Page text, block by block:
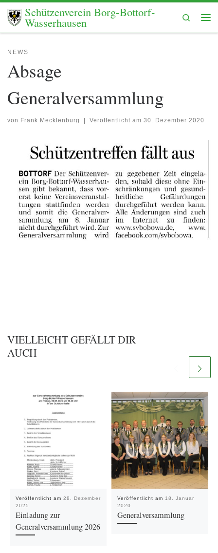
Zum Inhalt springen
Schützenverein Borg-Bottorf-
Wasserhausen
Search
NEWS
Absage
Generalversammlung
von Frank Mecklenburg Veröffentlicht am 30. Dezember 2020
VIELLEICHT GEFÄLLT DIR
AUCH
Veröffentlicht am 28. Dezember
2025
Einladung zur
Generalversammlung 2026
Veröffentlicht am 18. Januar
2020
Generalversammlung